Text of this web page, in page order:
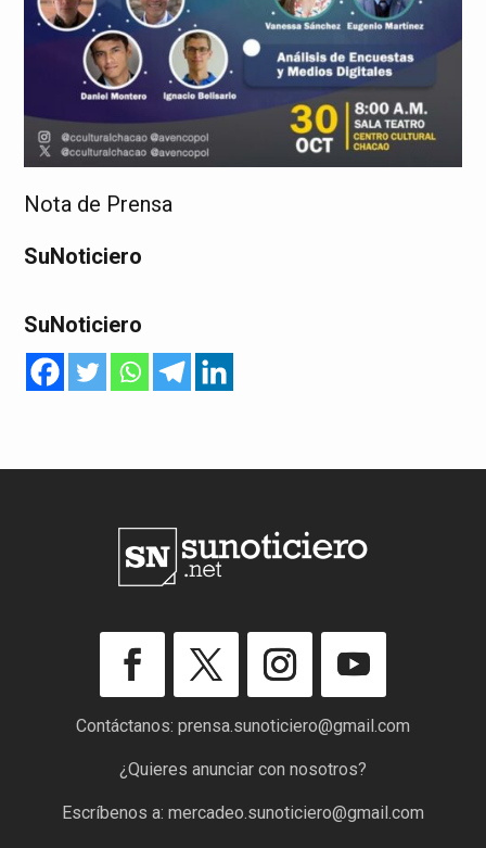
Nota de Prensa
SuNoticiero
SuNoticiero
Contáctanos: prensa.sunoticiero@gmail.com
¿Quieres anunciar con nosotros?
Escríbenos a: mercadeo.sunoticiero@gmail.com